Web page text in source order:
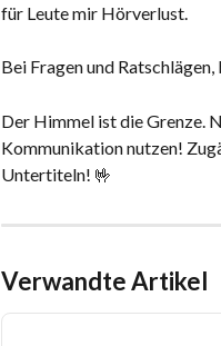
für Leute mir Hörverlust.
Bei Fragen und
Der Himmel ist die Grenze.
Kommunikation nutzen!
Untertiteln! 🤟
Verwandte Artikel